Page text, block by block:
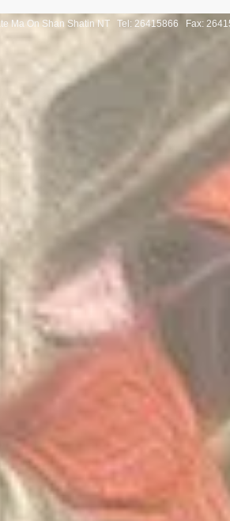
慈善演唱
of the
Ma On Shan Shatin NT Tel: 26415866 Fax: